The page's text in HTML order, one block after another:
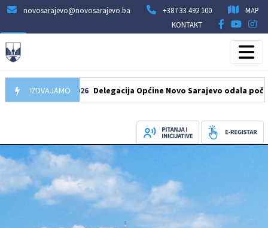
novosarajevo@novosarajevo.ba +387 33 492 100
MAP
KONTAKT
IZDVAJAMO
07.08.2026 Delegacija Općine Novo Sarajevo odala počast